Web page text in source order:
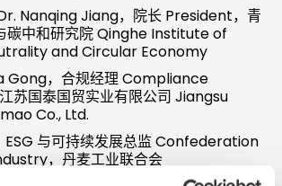
Nanqing Jiang，院长 President，青
碳中和研究院 Qinghe Institute of
and Circular Economy
Gong，合规经理 Compliance
苏国泰国贸实业有限公司 Jiangsu
Co., Ltd.
ESG 与可持续发展总监 Confederation
，丹麦工业联合会